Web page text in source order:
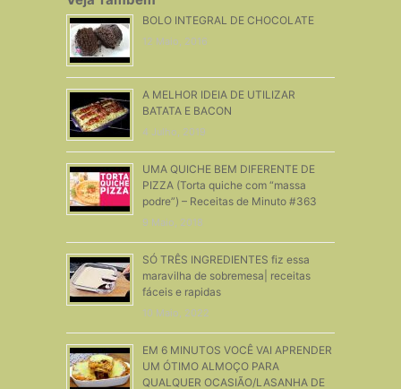
BOLO INTEGRAL DE CHOCOLATE
12 Maio, 2016
A MELHOR IDEIA DE UTILIZAR
BATATA E BACON
4 Julho, 2019
UMA QUICHE BEM DIFERENTE DE
PIZZA (Torta quiche com “massa
podre”) – Receitas de Minuto #363
9 Maio, 2018
SÓ TRÊS INGREDIENTES fiz essa
maravilha de sobremesa| receitas
fáceis e rapidas
10 Maio, 2022
EM 6 MINUTOS VOCÊ VAI APRENDER
UM ÓTIMO ALMOÇO PARA
QUALQUER OCASIÃO/LASANHA DE